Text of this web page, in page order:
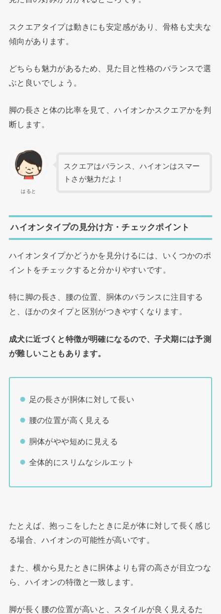
スクエアタイプは動きにも安定感があり、骨格も丈夫な
傾向があります。
どちらも魅力があるため、見た目と性格のバランスで選
ぶと良いでしょう。
脚の長さと体の比率を見て、ハイオンかスクエアかを判
断します。
はると
スクエアはバランス、ハイオンはスマー
トさが魅力だよ！
ハイオンタイプの見分け方・チェックポイント
ハイオンタイプかどうかを見分けるには、いくつかのポ
イントをチェックすると分かりやすいです。
特に脚の長さ、腰の位置、胴体のバランスに注目する
と、ほかのタイプと区別がつきやすくなります。
成犬に近づくと特徴が明確になるので、子犬期には予測
が難しいこともあります。
足の長さが胴体に対して長い
腰の位置が高く見える
胴体がやや短めに見える
全体的にスリムなシルエット
たとえば、抱っこをしたときに足が体に対して長く感じ
る場合、ハイオンの可能性が高いです。
また、横から見たときに胴体よりも背の高さが目立つな
ら、ハイオンの特徴と一致します。
脚が長く腰の位置が高いと、スタイルが良く見えるた